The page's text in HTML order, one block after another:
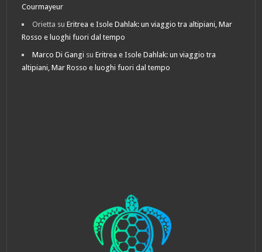
Courmayeur
Orietta suEritrea e Isole Dahlak: un viaggio tra altipiani, Mar
Rosso e luoghi fuori dal tempo
Marco Di Gangi suEritrea e Isole Dahlak: un viaggio tra
altipiani, Mar Rosso e luoghi fuori dal tempo